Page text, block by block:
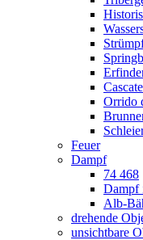
Orrido
Feuer
Dampf
74 468
Dampf
Alb-
drehende
unsichtbare